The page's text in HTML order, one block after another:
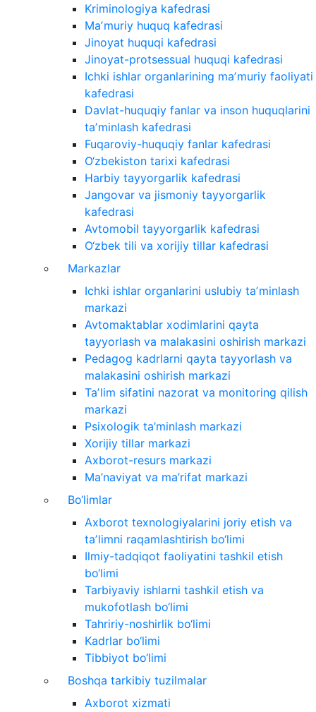
Kriminologiya kafedrasi
Maʼmuriy huquq kafedrasi
Jinoyat huquqi kafedrasi
Jinoyat-protsessual huquqi kafedrasi
Ichki ishlar organlarining maʼmuriy faoliyati
kafedrasi
Davlat-huquqiy fanlar va inson huquqlarini
taʼminlash kafedrasi
Fuqaroviy-huquqiy fanlar kafedrasi
O‘zbekiston tarixi kafedrasi
Harbiy tayyorgarlik kafedrasi
Jangovar va jismoniy tayyorgarlik
kafedrasi
Avtomobil tayyorgarlik kafedrasi
O‘zbek tili va xorijiy tillar kafedrasi
Markazlar
Ichki ishlar organlarini uslubiy taʼminlash
markazi
Avtomaktablar xodimlarini qayta
tayyorlash va malakasini oshirish markazi
Pedagog kadrlarni qayta tayyorlash va
malakasini oshirish markazi
Taʼlim sifatini nazorat va monitoring qilish
markazi
Psixologik ta’minlash markazi
Xorijiy tillar markazi
Axborot-resurs markazi
Ma’naviyat va ma’rifat markazi
Bo‘limlar
Axborot texnologiyalarini joriy etish va
taʼlimni raqamlashtirish bo‘limi
Ilmiy-tadqiqot faoliyatini tashkil etish
bo‘limi
Tarbiyaviy ishlarni tashkil etish va
mukofotlash bo‘limi
Tahririy-noshirlik bo‘limi
Kadrlar bo‘limi
Tibbiyot bo‘limi
Boshqa tarkibiy tuzilmalar
Axborot xizmati